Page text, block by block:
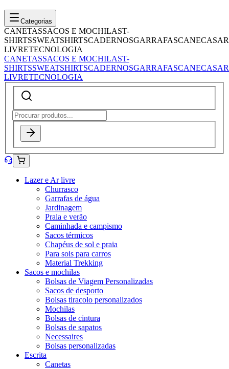
Categorias
CANETASSACOS E MOCHILAST-
SHIRTSSWEATSHIRTSCADERNOSGARRAFASCANECASAR
LIVRETECNOLOGIA
CANETASSACOS E MOCHILAST-
SHIRTSSWEATSHIRTSCADERNOSGARRAFASCANECASAR
LIVRETECNOLOGIA
Lazer e Ar livre
Churrasco
Garrafas de água
Jardinagem
Praia e verão
Caminhada e campismo
Sacos térmicos
Chapéus de sol e praia
Para sois para carros
Material Trekking
Sacos e mochilas
Bolsas de Viagem Personalizadas
Sacos de desporto
Bolsas tiracolo personalizados
Mochilas
Bolsas de cintura
Bolsas de sapatos
Necessaires
Bolsas personalizadas
Escrita
Canetas